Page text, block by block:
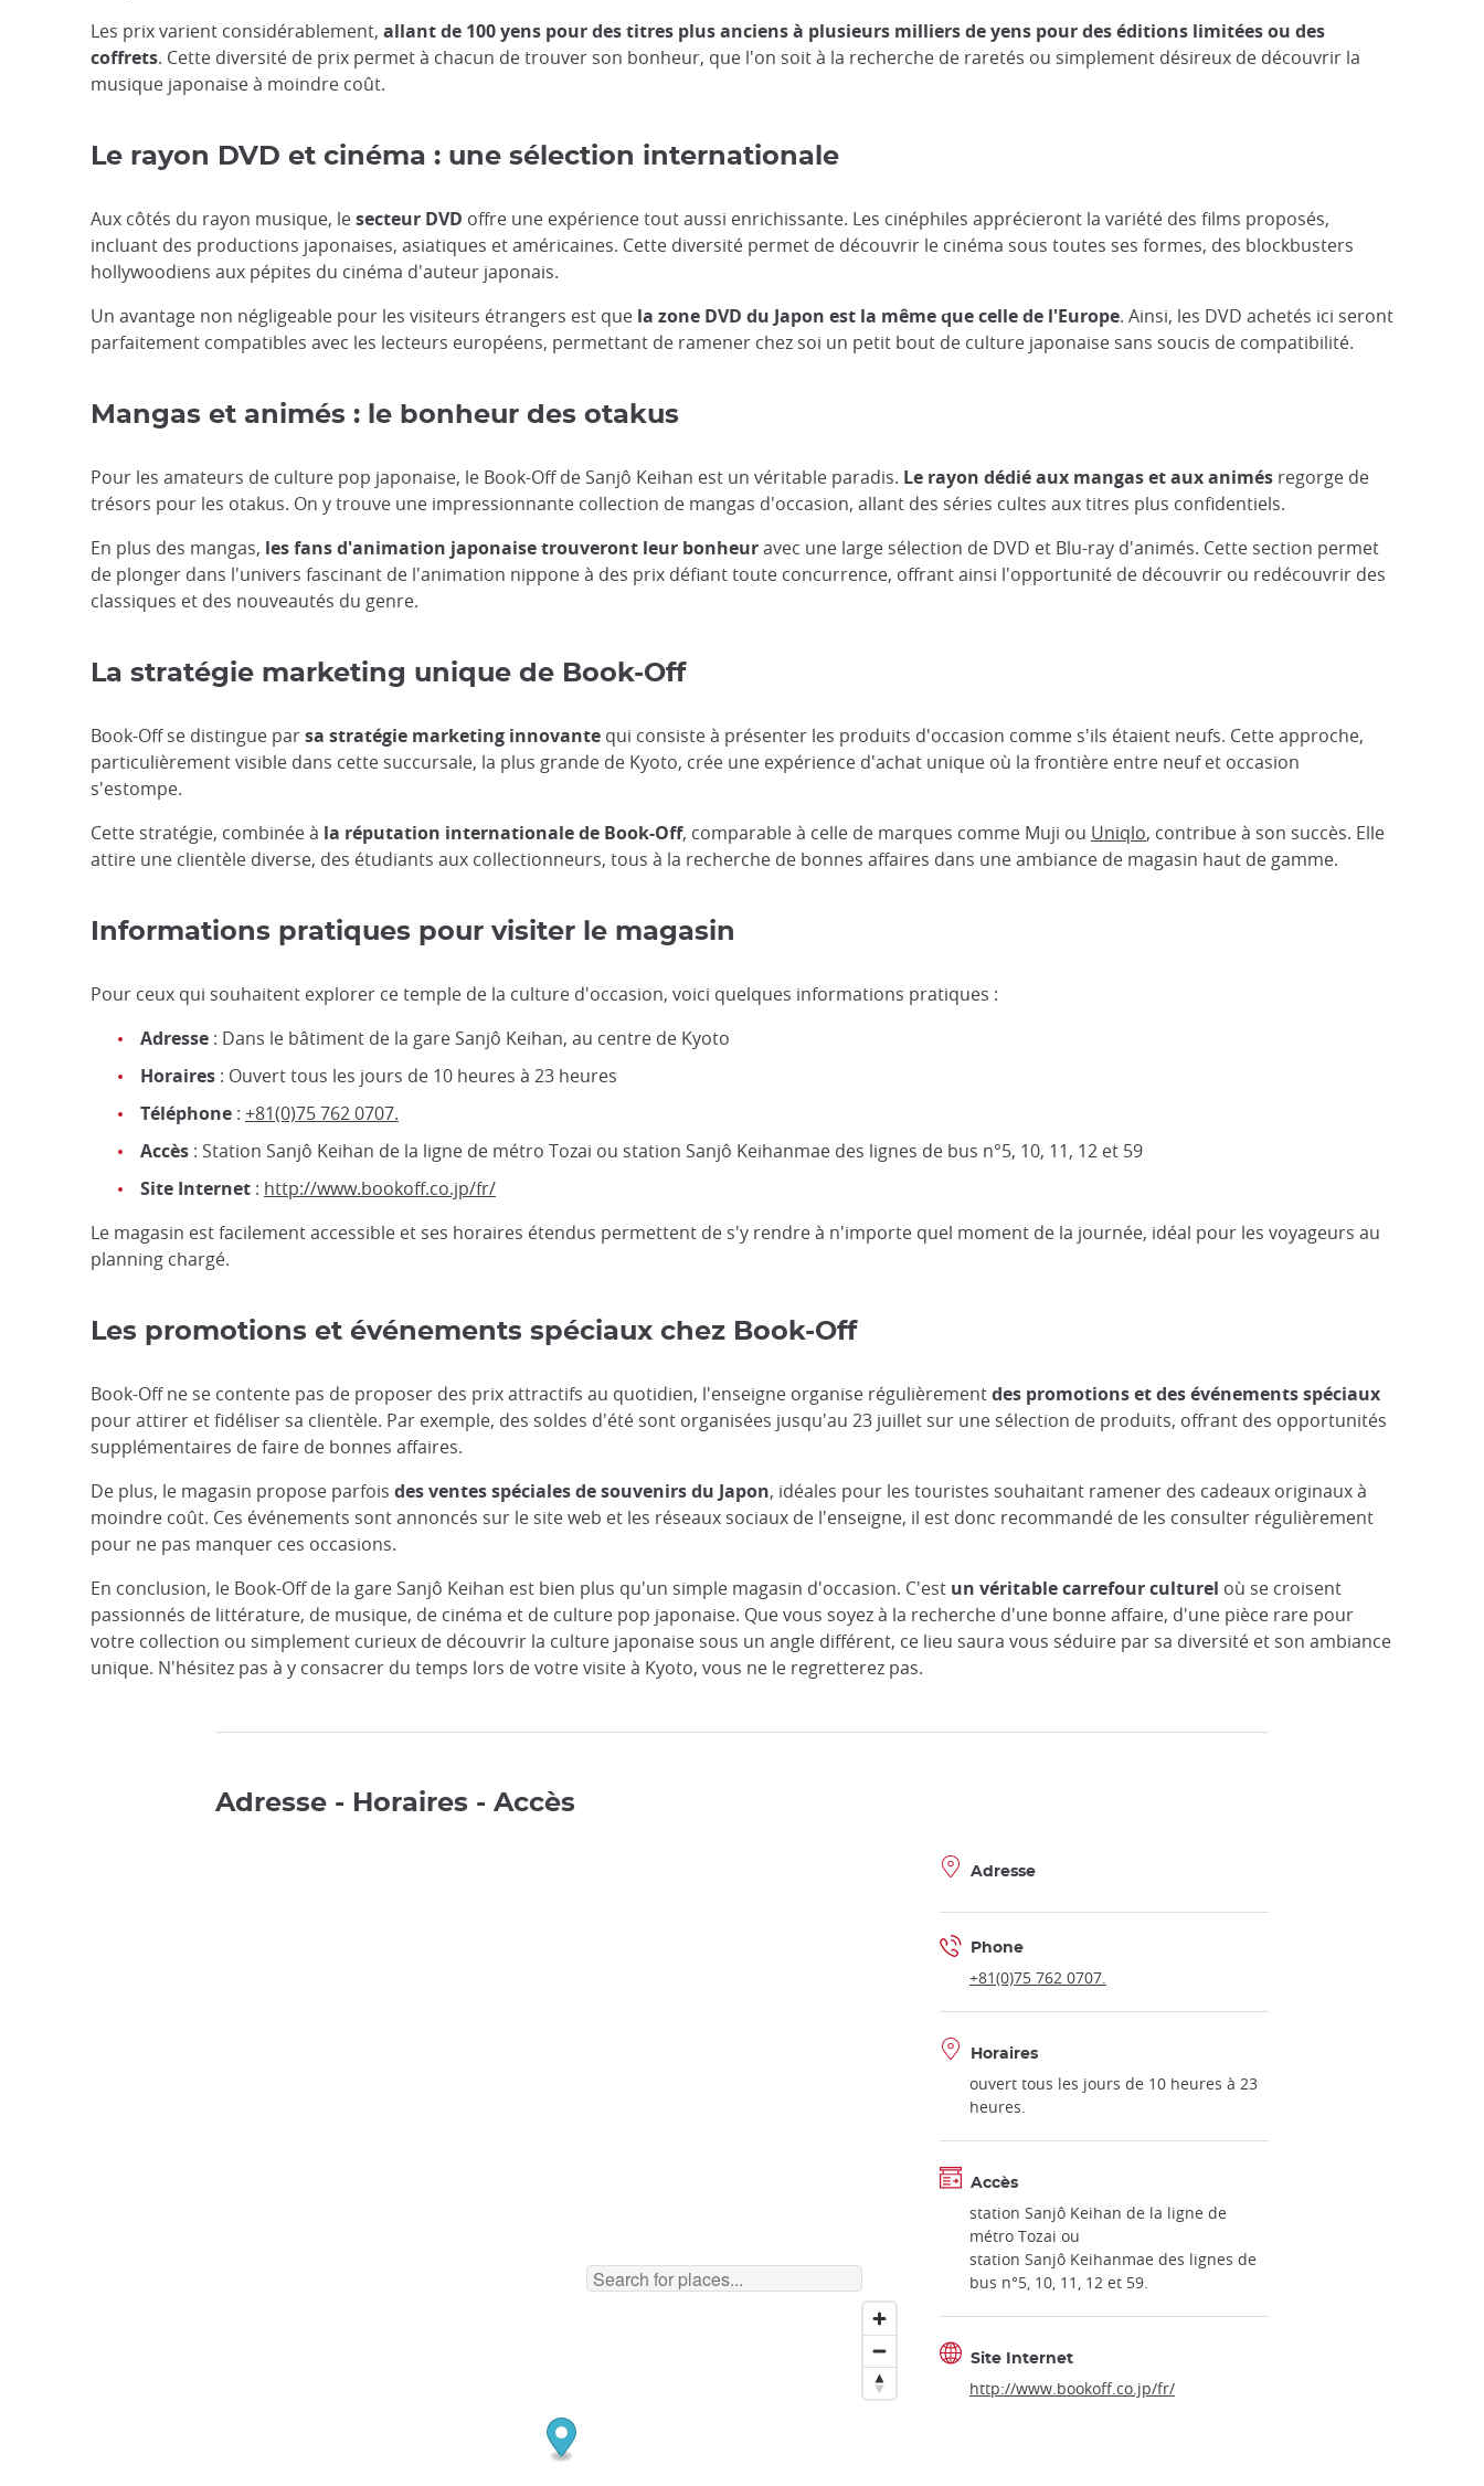
Les prix varient considérablement, allant de 100 yens pour des titres plus anciens à plusieurs milliers de yens pour des éditions limitées ou des
coffrets. Cette diversité de prix permet à chacun de trouver son bonheur, que l'on soit à la recherche de raretés ou simplement désireux de découvrir la
musique japonaise à moindre coût.
Le rayon DVD et cinéma : une sélection internationale
Aux côtés du rayon musique, lesecteur DVD offre une expérience tout aussi enrichissante. Les cinéphiles apprécieront la variété des films proposés,
incluant des productions japonaises, asiatiques et américaines. Cette diversité permet de découvrir le cinéma sous toutes ses formes, des blockbusters
hollywoodiens aux pépites du cinéma d'auteur japonais.
Un avantage non négligeable pour les visiteurs étrangers est que la zone DVD du Japon est la même que celle de l'Europe. Ainsi, les DVD achetés ici seront
parfaitement compatibles avec les lecteurs européens, permettant de ramener chez soi un petit bout de culture japonaise sans soucis de compatibilité.
Mangas et animés : le bonheur des otakus
Pour les amateurs de culture pop japonaise, le Book-Off de Sanjô Keihan est un véritable paradis. Le rayon dédié aux mangas et aux animés regorge de
trésors pour les otakus. On y trouve une impressionnante collection de mangas d'occasion, allant des séries cultes aux titres plus confidentiels.
En plus des mangas, les fans d'animation japonaise trouveront leur bonheuravec une large sélection de DVD et Blu-ray d'animés. Cette section permet
de plonger dans l'univers fascinant de l'animation nippone à des prix défiant toute concurrence, offrant ainsi l'opportunité de découvrir ou redécouvrir des
classiques et des nouveautés du genre.
La stratégie marketing unique de Book-Off
Book-Off se distingue parsa stratégie marketing innovante qui consiste à présenter les produits d'occasion comme s'ils étaient neufs. Cette approche,
particulièrement visible dans cette succursale, la plus grande de Kyoto, crée une expérience d'achat unique où la frontière entre neuf et occasion
s'estompe.
Cette stratégie, combinée à la réputation internationale de Book-Off, comparable à celle de marques comme Muji ou Uniqlo, contribue à son succès. Elle
attire une clientèle diverse, des étudiants aux collectionneurs, tous à la recherche de bonnes affaires dans une ambiance de magasin haut de gamme.
Informations pratiques pour visiter le magasin
Pour ceux qui souhaitent explorer ce temple de la culture d'occasion, voici quelques informations pratiques :
Adresse : Dans le bâtiment de la gare Sanjô Keihan, au centre de Kyoto
Horaires : Ouvert tous les jours de 10 heures à 23 heures
Téléphone : +81(0)75 762 0707.
Accès : Station Sanjô Keihan de la ligne de métro Tozai ou station Sanjô Keihanmae des lignes de bus n°5, 10, 11, 12 et 59
Site Internet : http://www.bookoff.co.jp/fr/
Le magasin est facilement accessible et ses horaires étendus permettent de s'y rendre à n'importe quel moment de la journée, idéal pour les voyageurs au
planning chargé.
Les promotions et événements spéciaux chez Book-Off
Book-Off ne se contente pas de proposer des prix attractifs au quotidien, l'enseigne organise régulièrementdes promotions et des événements spéciaux
pour attirer et fidéliser sa clientèle. Par exemple, des soldes d'été sont organisées jusqu'au 23 juillet sur une sélection de produits, offrant des opportunités
supplémentaires de faire de bonnes affaires.
De plus, le magasin propose parfois des ventes spéciales de souvenirs du Japon, idéales pour les touristes souhaitant ramener des cadeaux originaux à
moindre coût. Ces événements sont annoncés sur le site web et les réseaux sociaux de l'enseigne, il est donc recommandé de les consulter régulièrement
pour ne pas manquer ces occasions.
En conclusion, le Book-Off de la gare Sanjô Keihan est bien plus qu'un simple magasin d'occasion. C'est un véritable carrefour culturel où se croisent
passionnés de littérature, de musique, de cinéma et de culture pop japonaise. Que vous soyez à la recherche d'une bonne affaire, d'une pièce rare pour
votre collection ou simplement curieux de découvrir la culture japonaise sous un angle différent, ce lieu saura vous séduire par sa diversité et son ambiance
unique. N'hésitez pas à y consacrer du temps lors de votre visite à Kyoto, vous ne le regretterez pas.
Adresse - Horaires - Accès
Adresse
Phone
+81(0)75 762 0707.
Horaires
ouvert tous les jours de 10 heures à 23
heures.
Accès
station Sanjô Keihan de la ligne de
métro Tozai ou
station Sanjô Keihanmae des lignes de
bus n°5, 10, 11, 12 et 59.
Site Internet
http://www.bookoff.co.jp/fr/